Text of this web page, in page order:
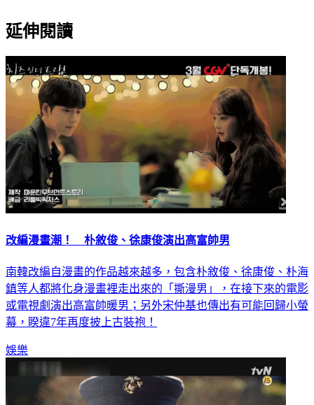
延伸閱讀
改編漫畫潮！ 朴敘俊、徐康俊演出高富帥男
南韓改編自漫畫的作品越來越多，包含朴敘俊、徐康俊、朴海
鎮等人都將化身漫畫裡走出來的「撕漫男」，在接下來的電影
或電視劇演出高富帥暖男；另外宋仲基也傳出有可能回歸小螢
幕，睽違7年再度披上古裝袍！
娛樂